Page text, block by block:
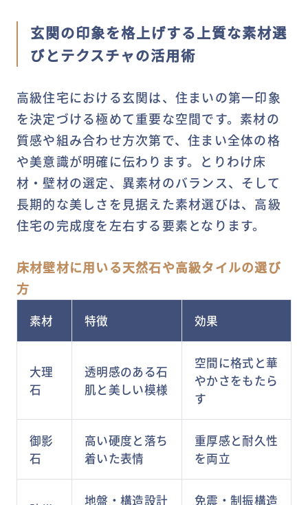
玄関の印象を格上げする上質な素材選
びとテクスチャの活用術
高級住宅における玄関は、住まいの第一印象
を決定づける極めて重要な空間です。素材の
質感や組み合わせ方次第で、住まい全体の格
や美意識が明確に伝わります。とりわけ床
材・壁材の選定、異素材のバランス、そして
長期的な美しさを見据えた素材選びは、高級
住宅の完成度を左右する要素となります。
床材壁材に用いる天然石や高級タイルの選び
方
素材 特徴 効果
大理
石
透明感のある石
肌と美しい模様
空間に格式と華
やかさをもたら
す
御影
石
高い硬度と落ち
着いた表情
重厚感と耐久性
を両立
地盤・構造設計
免震・制振構造